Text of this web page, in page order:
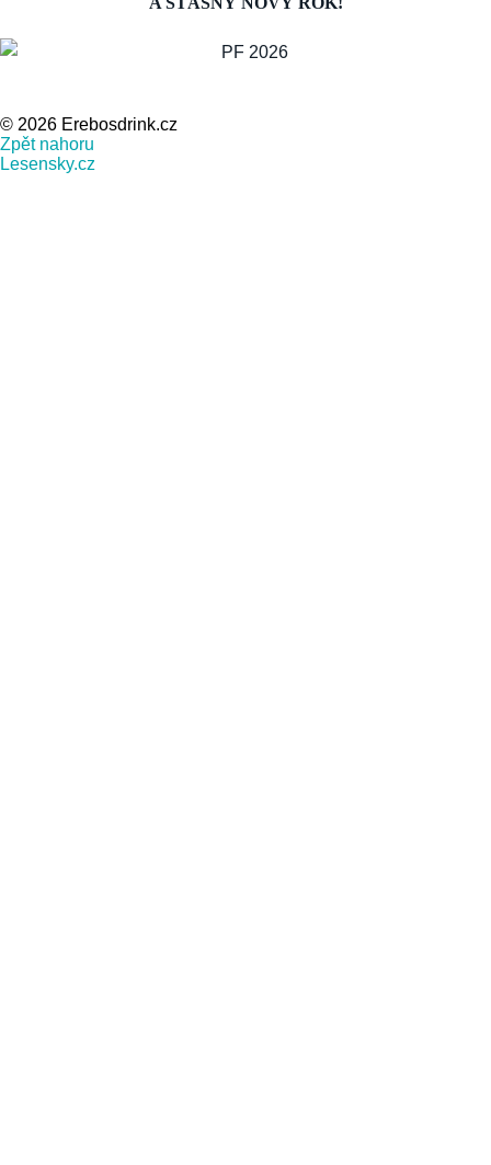
© 2026 Erebosdrink.cz
Zpět nahoru
Lesensky.cz